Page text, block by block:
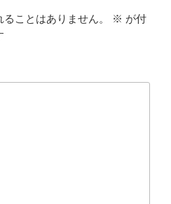
ことはありません。 ※ が付